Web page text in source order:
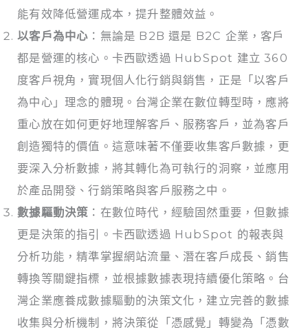
能有效降低營運成本，提升整體效益。
以客戶為中心 ：無論是 B2B 還是 B2C 企業，客戶
都是營運的核心。卡西歐透過 HubSpot 建立 360
度客戶視角，實現個人化行銷與銷售，正是「以客戶
為中心」理念的體現。台灣企業在數位轉型時，應將
重心放在如何更好地理解客戶、服務客戶，並為客戶
創造獨特的價值。這意味著不僅要收集客戶數據，更
要深入分析數據，將其轉化為可執行的洞察，並應用
於產品開發、行銷策略與客戶服務之中。
數據驅動決策 ：在數位時代，經驗固然重要，但數據
更是決策的指引。卡西歐透過 HubSpot 的報表與
分析功能，精準掌握網站流量、潛在客戶成長、銷售
轉換等關鍵指標，並根據數據表現持續優化策略。台
灣企業應養成數據驅動的決策文化，建立完善的數據
收集與分析機制，將決策從「憑感覺」轉變為「憑數